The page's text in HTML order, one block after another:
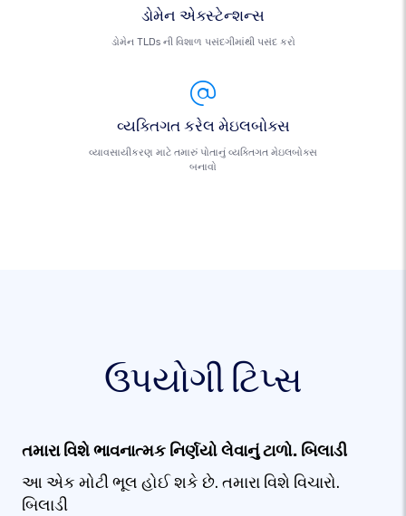
ડોમેન એક્સ્ટેન્શન્સ
ડોમેન TLDs ની વિશાળ પસંદગીમાંથી પસંદ કરો
વ્યક્તિગત કરેલ મેઇલબોક્સ
વ્યાવસાયીકરણ માટે તમારું પોતાનું વ્યક્તિગત મેઇલબોક્સ
બનાવો
ઉપયોગી ટિપ્સ
તમારા વિશે ભાવનાત્મક નિર્ણયો લેવાનું ટાળો. બિલાડી
આ એક મોટી ભૂલ હોઈ શકે છે. તમારા વિશે વિચારો.
બિલાડી